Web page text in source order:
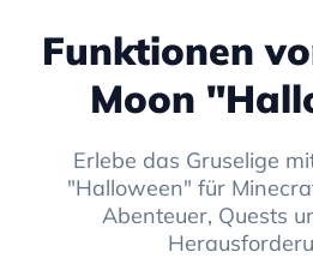
Funktionen
Moon
Erlebe das Gruselige
"Halloween" für
Abenteuer, Quests